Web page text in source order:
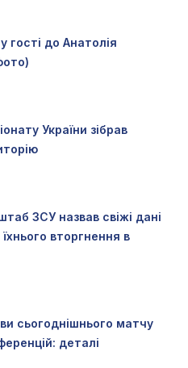
гості до Анатолія
України зібрав
ЗСУ назвав свіжі дані
вторгнення в
сьогоднішнього матчу
деталі